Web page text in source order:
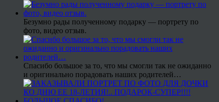
Безумно рады полученному подарку — портрету по
фото, видео отзыв.
Спасибо большое за то, что мы смогли так не ожиданно
и оригинально порадовать наших родителей…